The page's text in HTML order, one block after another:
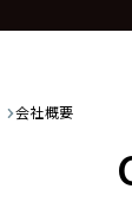
会社概要